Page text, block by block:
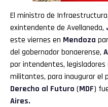
El ministro de Infraestructura,
exintendente de Avellaneda,
este viernes en Mendoza
del gobernador bonaerense,
porintendentes, legisladores
militantes, para inaugurar el
Derecho al Futuro (MDF)
Aires.